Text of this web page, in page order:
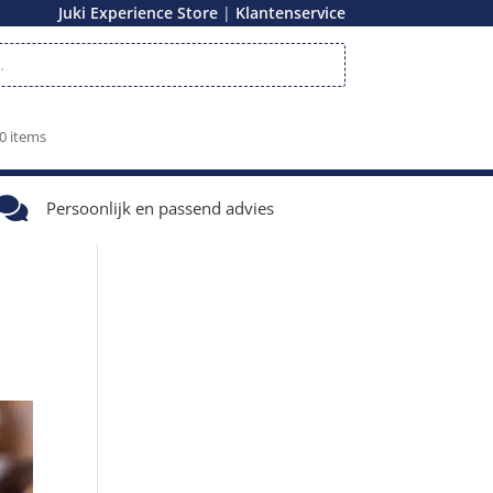
Juki Experience Store| Klantenservice
0 items
Persoonlijk en passend advies